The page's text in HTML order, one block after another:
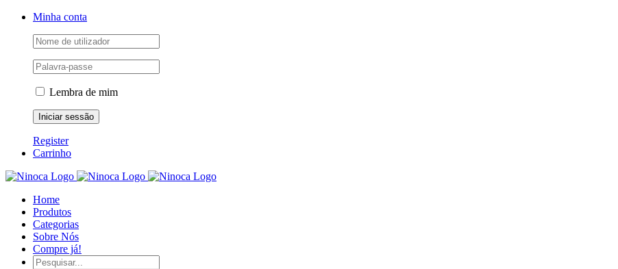
Skip
Facebook
Instagram
YouTubeMinha conta
Lembra de mim
Register
Carrinho
Home
Produtos
Categorias
Sobre Nós
Compre já!
Pesquisar